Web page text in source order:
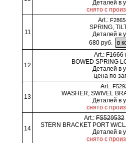
Деталей в
снято с
11
Art.:
SPRING,
Деталей в
680 руб.
12
Art.: F1666
BOWED SPRING
Деталей в
цена по
13
Art.:
WASHER, SWIVEL
Деталей в
снято с
14
Art.:FS529532
STERN BRACKET PORT W/
Деталей в
снято с